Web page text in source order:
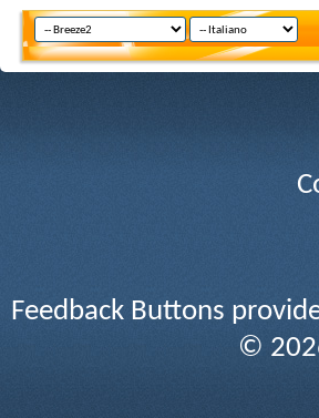
Feedback Buttons
©